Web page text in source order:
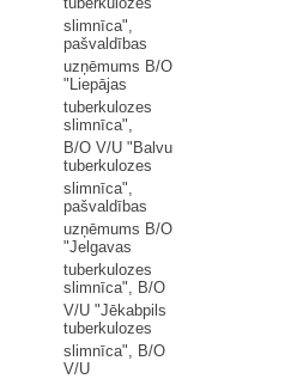
slimnīca",
pašvaldības
uzņēmums B/O
"Liepājas
tuberkulozes
slimnīca",
B/O V/U "Balvu
tuberkulozes
slimnīca",
pašvaldības
uzņēmums B/O
"Jelgavas
tuberkulozes
slimnīca", B/O
V/U "Jēkabpils
tuberkulozes
slimnīca", B/O
V/U